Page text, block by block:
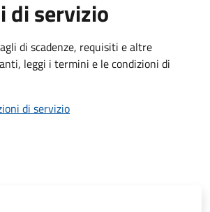
di servizio
di scadenze, requisiti e altre
leggi i termini e le condizioni di
di servizio